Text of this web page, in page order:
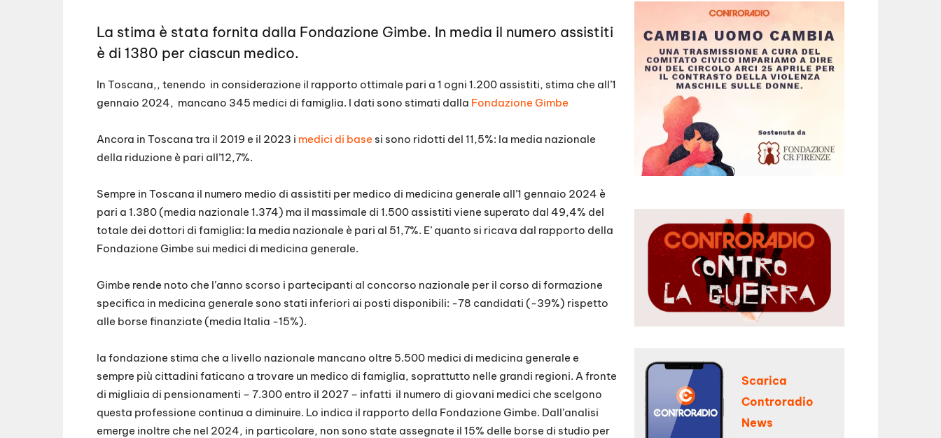
La stima è stata fornita dalla Fondazione Gimbe. In media il numero assistiti
è di 1380 per ciascun medico.
In Toscana,, tenendo in considerazione il rapporto ottimale pari a 1 ogni 1.200 assistiti, stima che all’1
gennaio 2024, mancano 345 medici di famiglia. I dati sono stimati dalla Fondazione Gimbe
Ancora in Toscana tra il 2019 e il 2023 i medici di base si sono ridotti del 11,5%: la media nazionale
della riduzione è pari all’12,7%.
Sempre in Toscana il numero medio di assistiti per medico di medicina generale all’1 gennaio 2024 è
pari a 1.380 (media nazionale 1.374) ma il massimale di 1.500 assistiti viene superato dal 49,4% del
totale dei dottori di famiglia: la media nazionale è pari al 51,7%. E’ quanto si ricava dal rapporto della
Fondazione Gimbe sui medici di medicina generale.
Gimbe rende noto che l’anno scorso i partecipanti al concorso nazionale per il corso di formazione
specifica in medicina generale sono stati inferiori ai posti disponibili: -78 candidati (-39%) rispetto
alle borse finanziate (media Italia -15%).
la fondazione stima che a livello nazionale mancano oltre 5.500 medici di medicina generale e
sempre più cittadini faticano a trovare un medico di famiglia, soprattutto nelle grandi regioni. A fronte
di migliaia di pensionamenti – 7.300 entro il 2027 – infatti il numero di giovani medici che scelgono
questa professione continua a diminuire. Lo indica il rapporto della Fondazione Gimbe. Dall’analisi
emerge inoltre che nel 2024, in particolare, non sono state assegnate il 15% delle borse di studio per
Scarica
Controradio
News